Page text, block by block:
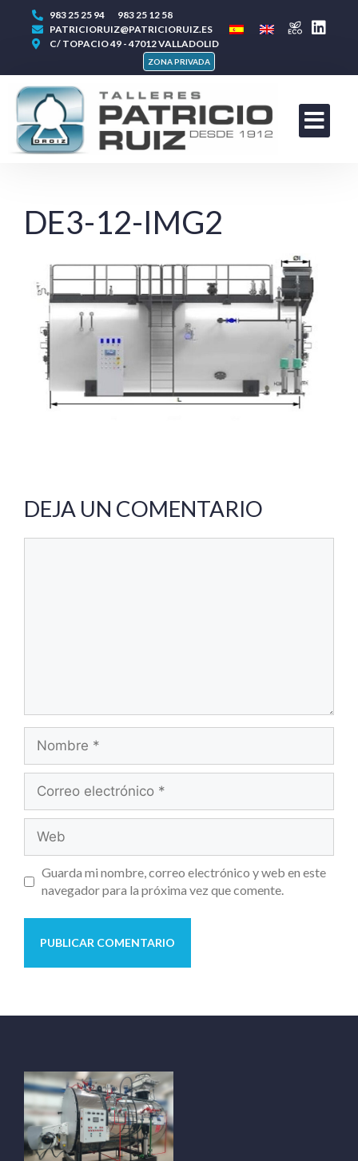
983 25 25 94
983 25 12 58
PATRICIORUIZ@PATRICIORUIZ.ES
C/ TOPACIO 49 - 47012 VALLADOLID
ZONA PRIVADA
DE3-12-IMG2
DEJA UN COMENTARIO
Guarda mi nombre, correo electrónico y web en este
navegador para la próxima vez que comente.